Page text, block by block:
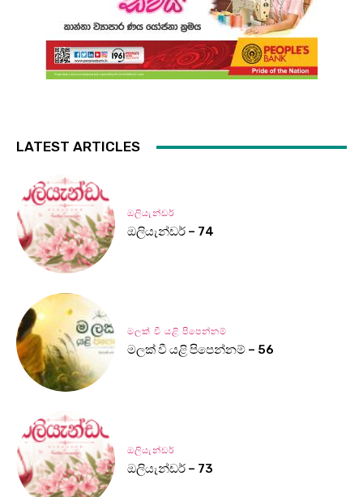
LATEST ARTICLES
ඔලියැන්ඩර්
ඔලියැන්ඩර් – 74
මලක් වී යළි පිපෙන්නම්
මලක් වී යළි පිපෙන්නම් – 56
ඔලියැන්ඩර්
ඔලියැන්ඩර් – 73